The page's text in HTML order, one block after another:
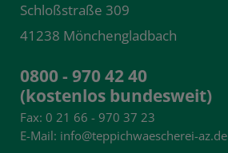
Schloßstraße 309
41238 Mönchengladbach
0800 - 970 42 40
(kostenlos bundesweit)
Fax: 0 21 66 - 970 37 23
E-Mail: info@teppichwaescherei-az.de